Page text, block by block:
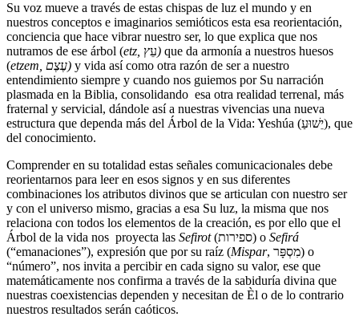
Su voz mueve a través de estas chispas de luz el mundo y en
nuestros conceptos e imaginarios semióticos esta esa reorientación,
conciencia que hace vibrar nuestro ser, lo que explica que nos
nutramos de ese árbol (etz, עֵץ) que da armonía a nuestros huesos
(
etzem, עֶצֶם) y vida así como otra razón de ser a nuestro
entendimiento siempre y cuando nos guiemos por Su narración
plasmada en la Biblia, consolidando esa otra realidad terrenal, más
fraternal y servicial, dándole así a nuestras vivencias una nueva
estructura que dependa más del Árbol de la Vida: Yeshúa (יֵשׁוּעַ), que
del conocimiento.
Comprender en su totalidad estas señales comunicacionales debe
reorientarnos para leer en esos signos y en sus diferentes
combinaciones los atributos divinos que se articulan con nuestro ser
y con el universo mismo, gracias a esa Su luz, la misma que nos
relaciona con todos los elementos de la creación, es por ello que el
Árbol de la vida nos proyecta las Sefirot (ספירות) o Sefirá
(“emanaciones”), expresión que por su raíz (Mispar, מִסְפָּר) o
“número”, nos invita a percibir en cada signo su valor, ese que
matemáticamente nos confirma a través de la sabiduría divina que
nuestras coexistencias dependen y necesitan de Èl o de lo contrario
nuestros resultados serán caóticos.